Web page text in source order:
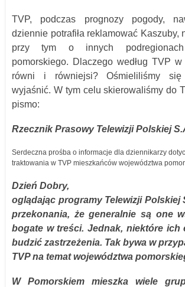
TVP, podczas prognozy pogody,
dziennie potrafiła reklamować Kaszuby,
przy tym o innych podregionach
pomorskiego. Dlaczego według TVP
równi i równiejsi? Ośmieliliśmy
wyjaśnić. W tym celu skierowaliśmy do
pismo:
Rzecznik Prasowy Telewizji Polskiej
Serdeczna prośba o informacje dla dziennikarzy
traktowania w TVP mieszkańców województwa
Dzień Dobry,
oglądając programy Telewizji Polskiej
przekonania, że generalnie są one
bogate w treści. Jednak, niektóre ich
budzić zastrzeżenia. Tak bywa w
TVP na temat województwa
W Pomorskiem mieszka wiele